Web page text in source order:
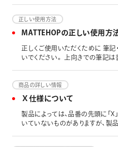
正しい使用方法
MATTEHOPの正しい使用方
正しくご使用いただくために 筆記・描画以外には使用しな
いでください。 上向きでの筆記は
が加わると、故障の原因となりま
なった場合は、インキが出るまで
い。 使用環境によっては、書きに
かかる場合があります。 ご使用
いてからキャップをしっかり閉め
商品の詳しい情報
Ｘ仕様について
製品によっては、品番の先頭に「X
いていないものがありますが、製